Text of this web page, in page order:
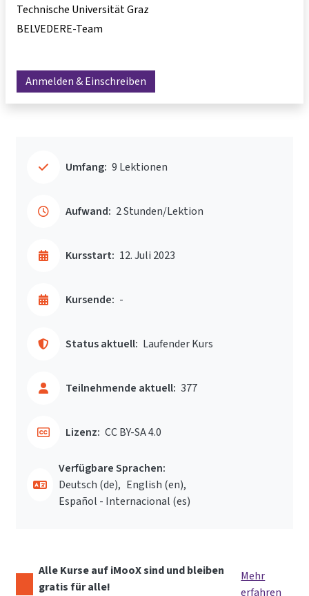
Technische Universität Graz
BELVEDERE-Team
Anmelden & Einschreiben
Umfang: 9 Lektionen
Aufwand: 2 Stunden/Lektion
Kursstart: 12. Juli 2023
Kursende: -
Status aktuell: Laufender Kurs
Teilnehmende aktuell: 377
Lizenz: CC BY-SA 4.0
Verfügbare Sprachen:
Deutsch ‎(de)‎
English ‎(en)‎
Español - Internacional ‎(es)‎
Alle Kurse auf iMooX sind und bleiben
gratis für alle!
Mehr
erfahren